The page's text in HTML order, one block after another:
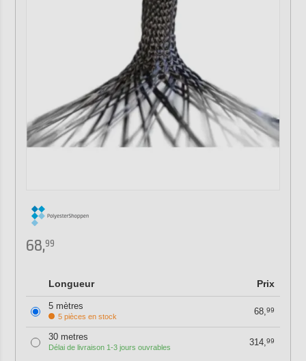
68,99
Longueur Prix
5 mètres
5 pièces en stock 68,99
30 metres
Délai de livraison 1-3 jours ouvrables 314,99